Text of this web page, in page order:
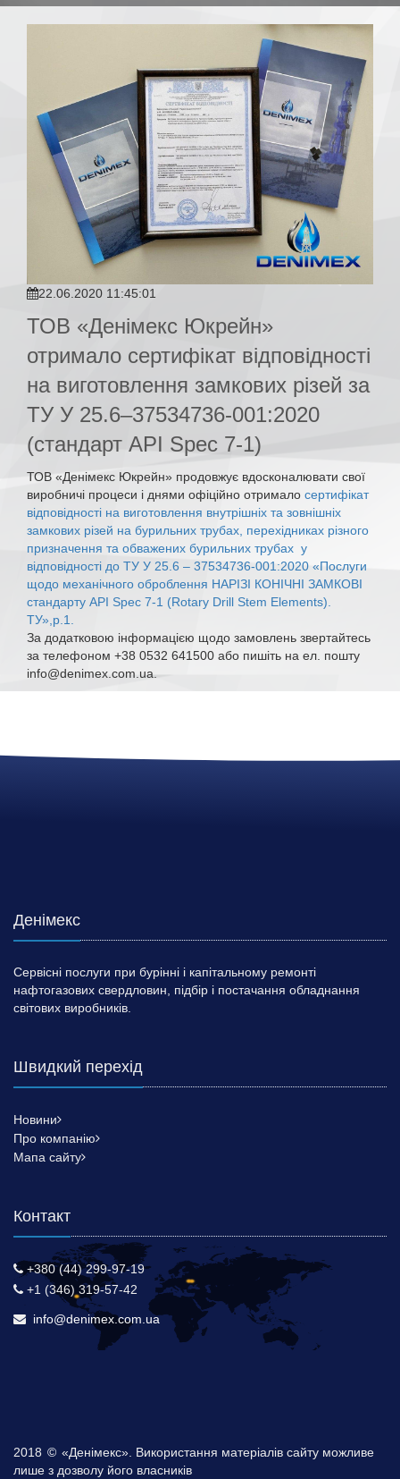
22.06.2020 11:45:01
ТОВ «Денімекс Юкрейн»
отримало сертифікат відповідності
на виготовлення замкових різей за
ТУ У 25.6–37534736-001:2020
(стандарт API Spec 7-1)
ТОВ «Денімекс Юкрейн» продовжує вдосконалювати свої
виробничі процеси і днями офіційно отримало сертифікат
відповідності на виготовлення внутрішніх та зовнішніх
замкових різей на бурильних трубах, перехідниках різного
призначення та обважених бурильних трубах у
відповідності до ТУ У 25.6 – 37534736-001:2020 «Послуги
щодо механічного оброблення НАРІЗІ КОНІЧНІ ЗАМКОВІ
стандарту API Spec 7-1 (Rotary Drill Stem Elements).
ТУ»,р.1.
За додатковою інформацією щодо замовлень звертайтесь
за телефоном +38 0532 641500 або пишіть на ел. пошту
info@denimex.com.ua.
Денімекс
Сервісні послуги при бурінні і капітальному ремонті
нафтогазових свердловин, підбір і постачання обладнання
світових виробників.
Швидкий перехід
Новини
Про компанію
Мапа сайту
Контакт
+380 (44) 299-97-19
+1 (346) 319-57-42
info@denimex.com.ua
2018 © «Денімекс». Використання матеріалів сайту можливе
лише з дозволу його власників